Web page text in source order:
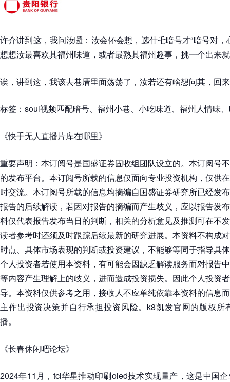
许介讲到这，我问汝囉：汝会伓会想，选什乇暗号才“暗号对
想想汝最喜欢其福州味道，或者最熟其福州趣事，挑一个出来
诶，讲到这，我该去巷厝里面荡荡了，汝若还有啥想问其，回
标签：soul视频匹配暗号、福州小巷、小吃味道、福州人情味
《快手无人直播片库在哪里》
重要声明：本订阅号是国盛证券固收组团队设立的。本订阅号
的发布平台。本订阅号所载的信息仅面向专业投资机构，仅供
时交流。本订阅号所载的信息均摘编自国盛证券研究所已经发
报告的后续解读，若因对报告的摘编而产生歧义，应以报告发
料仅代表报告发布当日的判断，相关的分析意见及推测可在不
读者参考时还须及时跟踪后续最新的研究进展。本资料不构成
时点、具体市场表现的判断或投资建议，不能够等同于指导具
个人投资者若使用本资料，有可能会因缺乏解读服务而对报告
等内容产生理解上的歧义，进而造成投资损失。因此个人投资
导。本资料仅供参考之用，接收人不应单纯依靠本资料的信息
主作出投资决策并自行承担投资风险。k8凯发官网的版权所
播。
《长春休闲吧论坛》
2024年11月，tcl华星推动印刷oled技术实现量产，这是中国